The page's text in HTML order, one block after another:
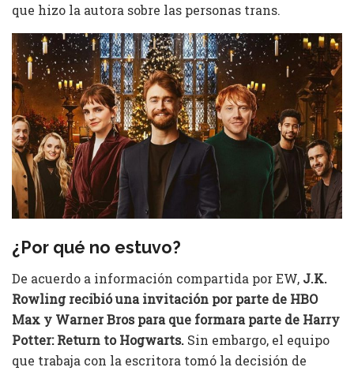
que hizo la autora sobre las personas trans.
¿Por qué no estuvo?
De acuerdo a información compartida por EW, J.K.
Rowling recibió una invitación por parte de HBO
Max y Warner Bros para que formara parte de Harry
Potter: Return to Hogwarts. Sin embargo, el equipo
que trabaja con la escritora tomó la decisión de